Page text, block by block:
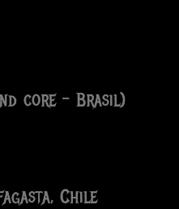
core – Brasil)
Chile